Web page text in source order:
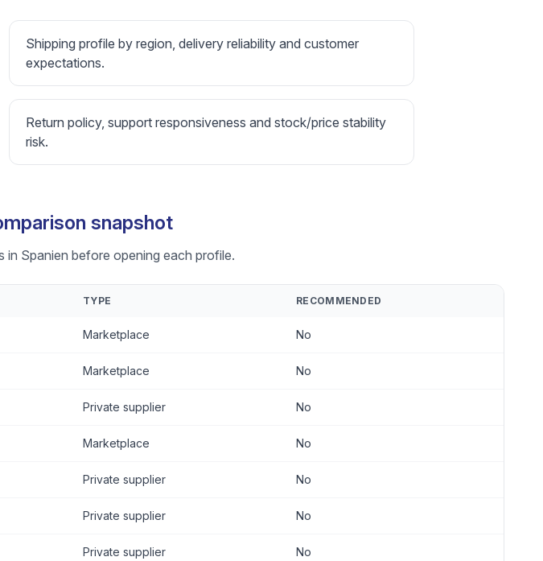
Shipping profile by region, delivery reliability and customer
expectations.
Return policy, support responsiveness and stock/price stability
risk.
snapshot
in Spanien before opening each profile.
TYPE RECOMMENDED
Marketplace No
Marketplace No
Private supplier No
Marketplace No
Private supplier No
Private supplier No
Private supplier No